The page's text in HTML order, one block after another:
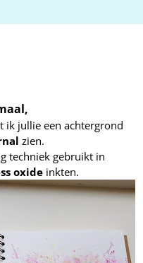
ik jullie een achtergrond
zien.
techniek gebruikt in
oxideinkten.